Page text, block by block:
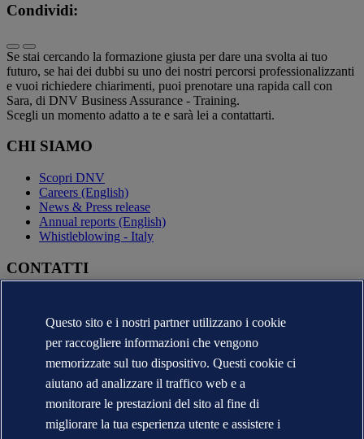
Condividi:
Se stai cercando la formazione giusta per dare una svolta ai tuo
futuro, se hai dei dubbi su uno dei nostri percorsi professionalizzanti
e vuoi richiedere chiarimenti, puoi prenotare una rapida call con
Sara, di DNV Business Assurance - Training.
Scegli un momento adatto a te e sarà lei a contattarti.
CHI SIAMO
Scopri DNV
Careers (English)
News & Press release
Annual reports (English)
Whistleblowing - Italy
CONTATTI
Contatti per la stampa
Segnalazioni e Reclami
Cambio Ragione Sociale
indirizzo posta certificata
Veracity (English)
Informativa sulla privacy
Condizioni d'uso
Questo sito e i nostri partner utilizzano i cookie
per raccogliere informazioni che vengono
memorizzate sul tuo dispositivo. Questi cookie ci
aiutano ad analizzare il traffico web e a
monitorare le prestazioni del sito al fine di
migliorare la tua esperienza utente e assistere i